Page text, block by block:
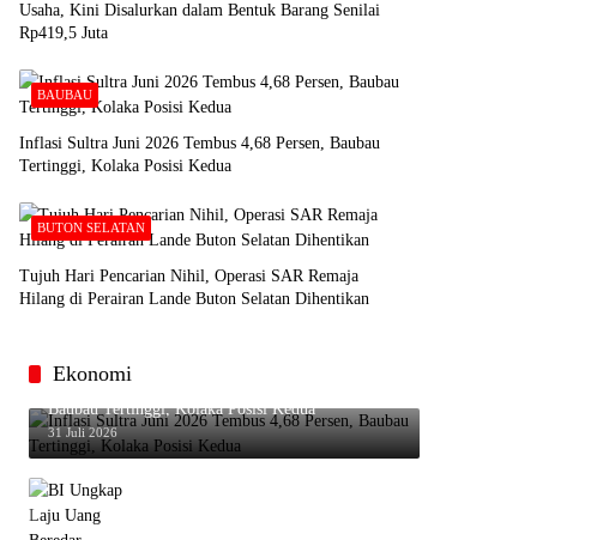
Usaha, Kini Disalurkan dalam Bentuk Barang Senilai
Rp419,5 Juta
BAUBAU
Inflasi Sultra Juni 2026 Tembus 4,68 Persen, Baubau
Tertinggi, Kolaka Posisi Kedua
BUTON SELATAN
Tujuh Hari Pencarian Nihil, Operasi SAR Remaja
Hilang di Perairan Lande Buton Selatan Dihentikan
Ekonomi
Inflasi Sultra Juni 2026 Tembus 4,68 Persen,
Baubau Tertinggi, Kolaka Posisi Kedua
31 Juli 2026